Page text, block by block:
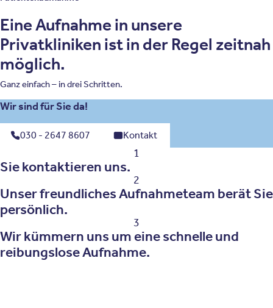
Eine Aufnahme in unsere
Privatkliniken ist in der Regel zeitnah
möglich.
Ganz einfach – in drei Schritten.
Wir sind für Sie da!
030 - 2647 8607 Kontakt
1
Sie kontaktieren uns.
2
Unser freundliches Aufnahmeteam berät Sie
persönlich.
3
Wir kümmern uns um eine schnelle und
reibungslose Aufnahme.